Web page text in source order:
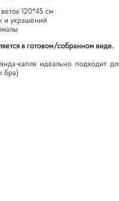
120*45 см
и украшений
в готовом/собранном виде.
капля идеально подходит
бра)